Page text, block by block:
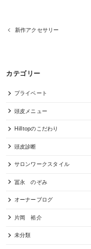
新作アクセサリー
カテゴリー
プライベート
頭皮メニュー
Hilltopのこだわり
頭皮診断
サロンワークスタイル
冨永 のぞみ
オーナーブログ
片岡 裕介
未分類